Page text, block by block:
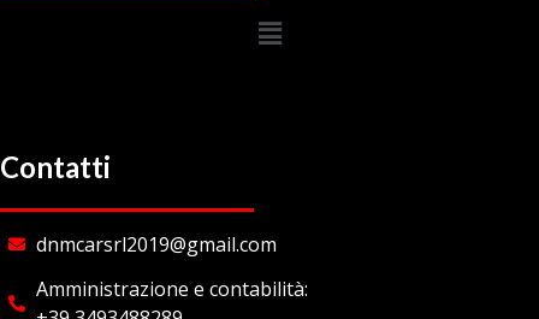
Contatti
dnmcarsrl2019@gmail.com
Amministrazione e contabilità: